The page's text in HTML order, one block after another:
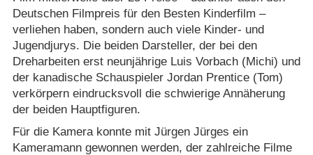
Deutschen Filmpreis für den Besten Kinderfilm –
verliehen haben, sondern auch viele Kinder- und
Jugendjurys. Die beiden Darsteller, der bei den
Dreharbeiten erst neunjährige Luis Vorbach (Michi) und
der kanadische Schauspieler Jordan Prentice (Tom)
verkörpern eindrucksvoll die schwierige Annäherung
der beiden Hauptfiguren.
Für die Kamera konnte mit Jürgen Jürges ein
Kameramann gewonnen werden, der zahlreiche Filme